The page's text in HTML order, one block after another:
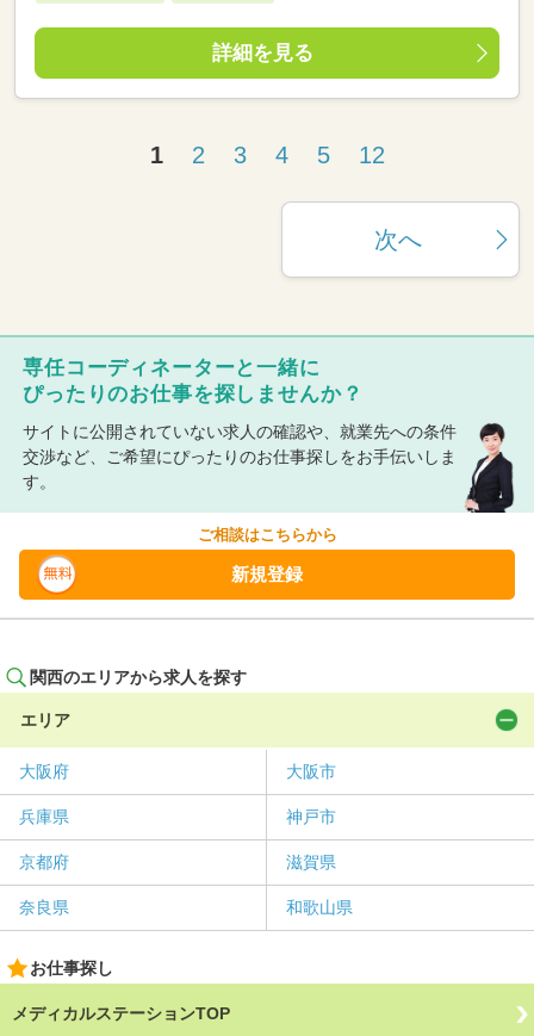
詳細を見る
1 2 3 4 5 12
次へ
専任コーディネーターと一緒に
ぴったりのお仕事を探しませんか？
サイトに公開されていない求人の確認や、就業先への条件
交渉など、ご希望にぴったりのお仕事探しをお手伝いしま
す。
ご相談はこちらから
新規登録
関西のエリアから求人を探す
エリア
大阪府 大阪市
兵庫県 神戸市
京都府 滋賀県
奈良県 和歌山県
お仕事探し
メディカルステーションTOP